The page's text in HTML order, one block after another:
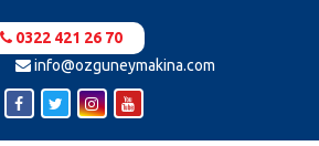
0322 421 26 70
info@ozguneymakina.com